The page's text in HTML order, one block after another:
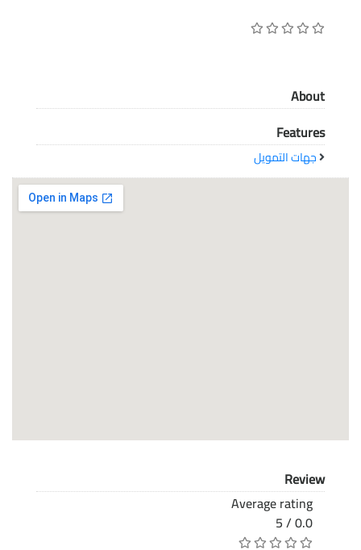
معاً نحو خلق مجتمع مبدع في عالم الأزياء
About
Features
جهات التمويل
Review
Average rating
0.0 / 5